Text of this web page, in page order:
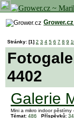
Stránky: [1] 2 3 4 5 6 7 8 9
4402
Galerie
Mini a mikro indoor
Témat: 486 Příspěvků: